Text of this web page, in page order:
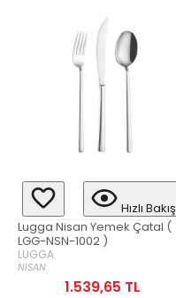
Hızlı Bakış
Lugga Nisan Yemek Çatal (
LGG-NSN-1002 )
LUGGA
NİSAN
1.539,65 TL